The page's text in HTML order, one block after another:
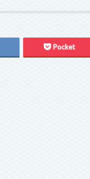
Pocket